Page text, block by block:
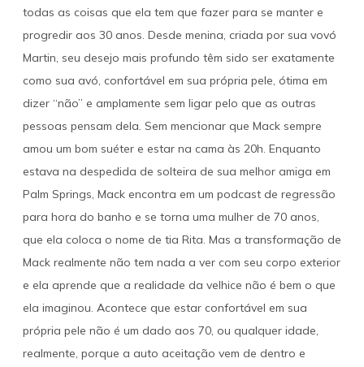
todas as coisas que ela tem que fazer para se manter e
progredir aos 30 anos. Desde menina, criada por sua vovó
Martin, seu desejo mais profundo têm sido ser exatamente
como sua avó, confortável em sua própria pele, ótima em
dizer “não” e amplamente sem ligar pelo que as outras
pessoas pensam dela. Sem mencionar que Mack sempre
amou um bom suéter e estar na cama às 20h. Enquanto
estava na despedida de solteira de sua melhor amiga em
Palm Springs, Mack encontra em um podcast de regressão
para hora do banho e se torna uma mulher de 70 anos,
que ela coloca o nome de tia Rita. Mas a transformação de
Mack realmente não tem nada a ver com seu corpo exterior
e ela aprende que a realidade da velhice não é bem o que
ela imaginou. Acontece que estar confortável em sua
própria pele não é um dado aos 70, ou qualquer idade,
realmente, porque a auto aceitação vem de dentro e